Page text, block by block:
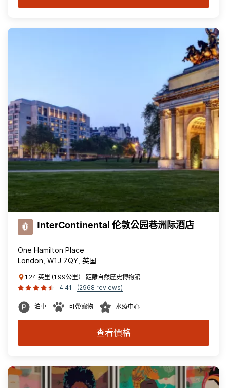
InterContinental 伦敦公园巷洲际酒店
One Hamilton Place
London, W1J 7QY, 英国
1.24 英里 (1.99公里） 距離自然歷史博物館
4.41
(2968 reviews)
泊車 可帶寵物 水療中心
查看價格